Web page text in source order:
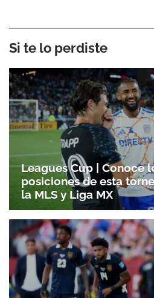
Si te lo perdiste
Leagues Cup | Conoce
posiciones de esta
la MLS y Liga MX